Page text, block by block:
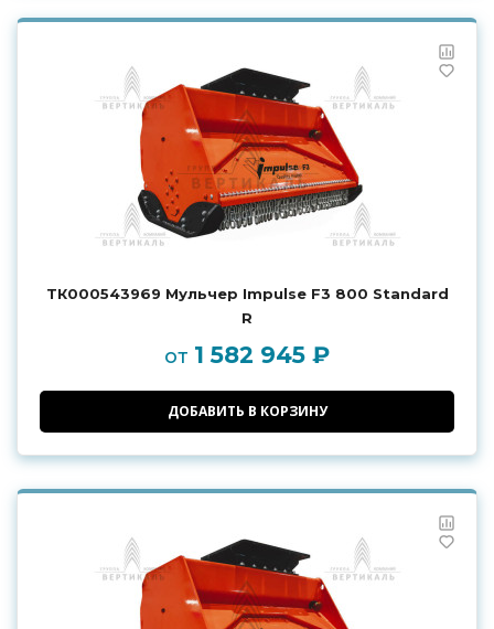
ТК000543969 Мульчер Impulse F3 800 Standard
R
от 1 582 945 ₽
ДОБАВИТЬ В КОРЗИНУ